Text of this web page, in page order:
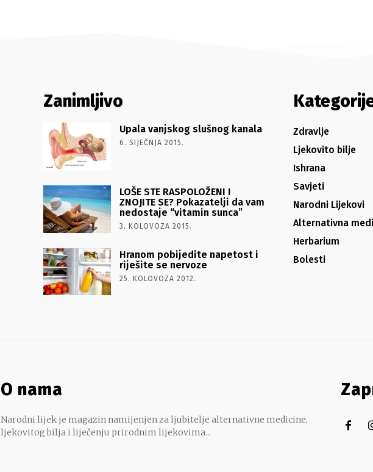
Zanimljivo
Upala vanjskog slušnog kanala
6. SIJEČNJA 2015.
LOŠE STE RASPOLOŽENI I
ZNOJITE SE? Pokazatelji da vam
nedostaje “vitamin sunca”
3. KOLOVOZA 2015.
Hranom pobijedite napetost i
riješite se nervoze
25. KOLOVOZA 2012.
Zdravlje
Ljekovito bilje
Ishrana
Savjeti
Narodni Lijekovi
Alternativna
Herbarium
Bolesti
O nama
Narodni lijek je magazin namijenjen za ljubitelje alternativne medicine,
ljekovitog bilja i liječenju prirodnim lijekovima...